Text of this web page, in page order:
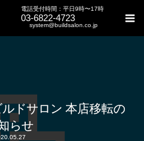
電話受付時間：平日9時〜17時
03-6822-4723
system@buildsalon.co.jp
ルドサロン 本店移転の
らせ